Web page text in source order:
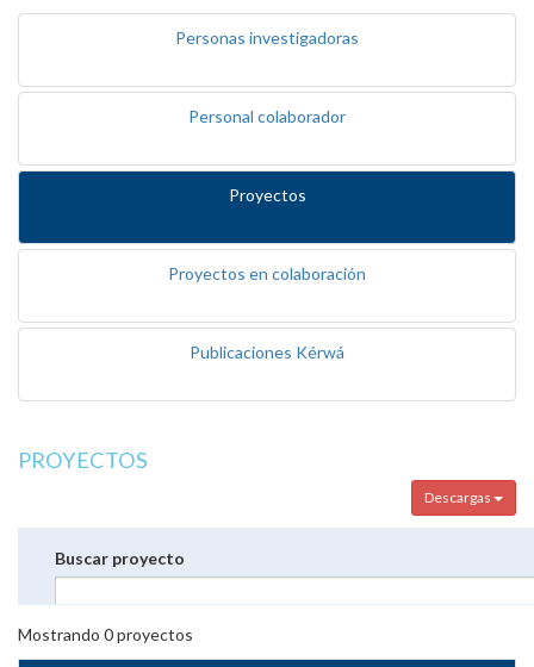
Personas investigadoras
Personal colaborador
Proyectos
Proyectos en colaboración
Publicaciones Kérwá
PROYECTOS
Descargas
Buscar proyecto
Mostrando 0proyectos